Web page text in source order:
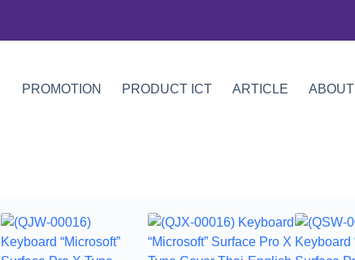
PROMOTION PRODUCT ICT ARTICLE ABOUT